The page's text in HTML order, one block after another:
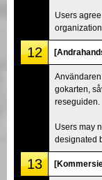
Users
12
gokarten,
reseguiden.
Users may
designated
13